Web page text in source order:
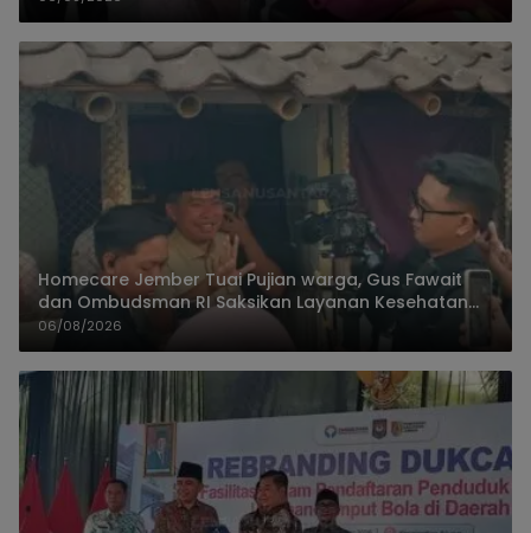
Homecare Jember Tuai Pujian warga, Gus Fawait
dan Ombudsman RI Saksikan Layanan Kesehatan
Rumah Pasien
06/08/2026